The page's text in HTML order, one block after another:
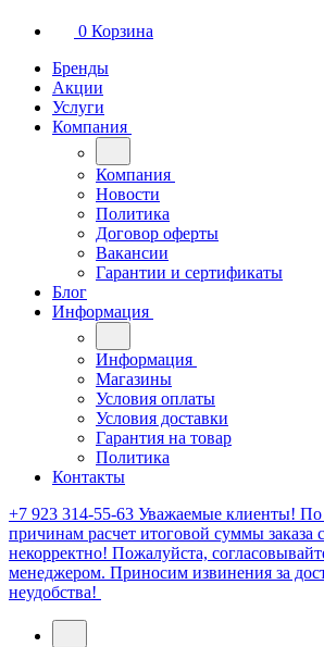
0 Корзина
Бренды
Акции
Услуги
Компания
Компания
Новости
Политика
Договор оферты
Вакансии
Гарантии и сертификаты
Блог
Информация
Информация
Магазины
Условия оплаты
Условия доставки
Гарантия на товар
Политика
Контакты
+7 923 314-55-63 Уважаемые клиенты! По
причинам расчет итоговой суммы заказа
некорректно! Пожалуйста,
менеджером. Приносим извинения за
неудобства!